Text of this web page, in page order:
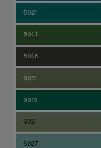
5021
6001
6006
6011
6016
6021
6027